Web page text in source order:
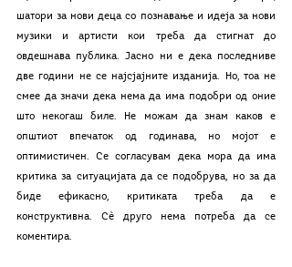
шатори за нови деца со познавање и идеја за нови
музики и артисти кои треба да стигнат до
овдешнава публика. Јасно ни е дека последниве
две години не се најсјајните изданија. Но, тоа не
смее да значи дека нема да има подобри од оние
што некогаш биле. Не можам да знам каков е
општиот впечаток од годинава, но мојот е
оптимистичен. Се согласувам дека мора да има
критика за ситуацијата да се подобрува, но за да
биде ефикасно, критиката треба да е
конструктивна. Сѐ друго нема потреба да се
коментира.